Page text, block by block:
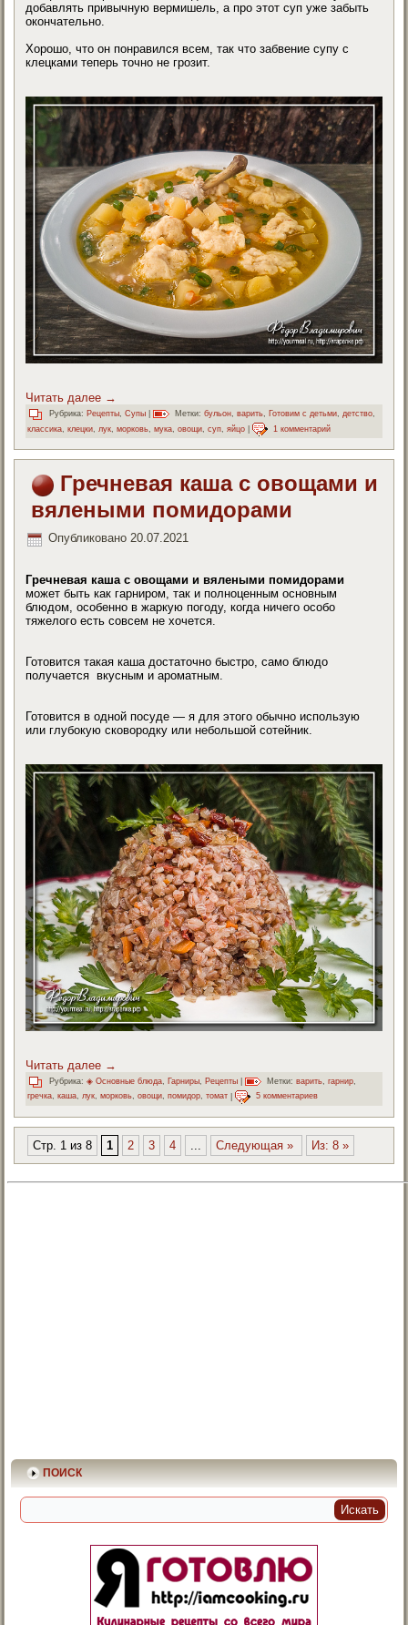
добавлять привычную вермишель, а про этот суп уже забыть
окончательно.
Хорошо, что он понравился всем, так что забвение супу с
клецками теперь точно не грозит.
Читать далее →
Рубрика: Рецепты,Супы Метки: бульон,варить, Готовим с детьми,детство,
классика ,клецки лук ,морковь ,мука ,овощи ,суп ,яйцо | 1 комментарий
Гречневая каша с овощами и
вялеными помидорами
Опубликовано 20.07.2021
Гречневая каша с овощами и вялеными помидорами
может быть как гарниром, так и полноценным основным
блюдом, особенно в жаркую погоду, когда ничего особо
тяжелого есть совсем не хочется.
Готовится такая каша достаточно быстро, само блюдо
получается вкусным и ароматным.
Готовится в одной посуде — я для этого обычно использую
или глубокую сковородку или небольшой сотейник.
Читать далее →
Рубрика: ◈ Основные блюда Гарниры Рецепты Метки: варить ,гарнир
гречка,каша,лук,морковь,овощи,помидор,томат | 5 комментариев
Стр. 1 из 8 1 2 3 4 Следующая » Из: 8 »
ПОИСК